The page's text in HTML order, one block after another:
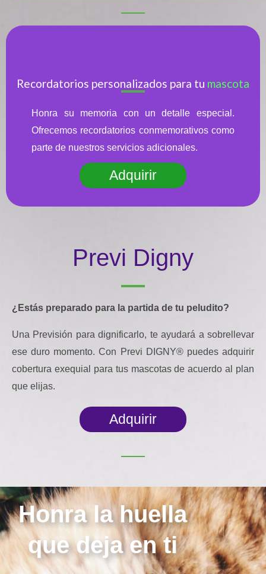
Recordatorios personalizados para tu mascota
Honra su memoria con un detalle especial.
Ofrecemos recordatorios conmemorativos como
parte de nuestros servicios adicionales.
Adquirir
Previ Digny
¿Estás preparado para la partida de tu peludito?
Una Previsión para dignificarlo, te ayudará a sobrellevar
ese duro momento. Con Previ DIGNY® puedes adquirir
cobertura exequial para tus mascotas de acuerdo al plan
que elijas.
Adquirir
Honra la huella
que deja en ti